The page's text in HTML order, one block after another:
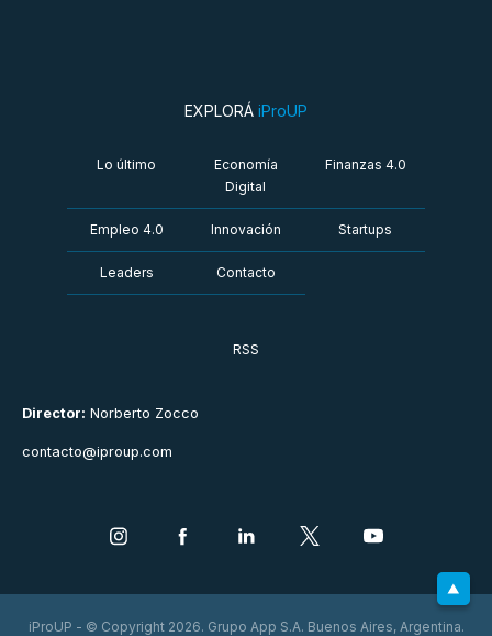
Director: Norberto Zocco
contacto@iproup.com
EXPLORÁ iProUP
Lo último
Economía
Digital
Finanzas 4.0
Empleo 4.0 Innovación Startups
Leaders Contacto
RSS
iProUP - © Copyright 2026. Grupo App S.A. Buenos Aires, Argentina.